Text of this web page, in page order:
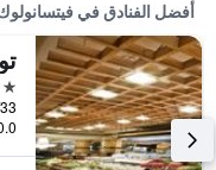
أفضل الفنادق في
4 نجوم
0.0 كيلومتر عن